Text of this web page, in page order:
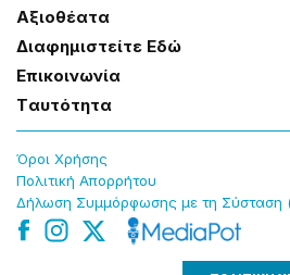
Αξɩοθέατα
Δɩαφημɩστείτε Εδώ
Επɩκοɩνωνία
Tαυτότητα
Όροɩ Χρήσης
Πολɩτɩκή Απορρήτου
Δήλωση Συμμόρφωσης με τη Σύσταση